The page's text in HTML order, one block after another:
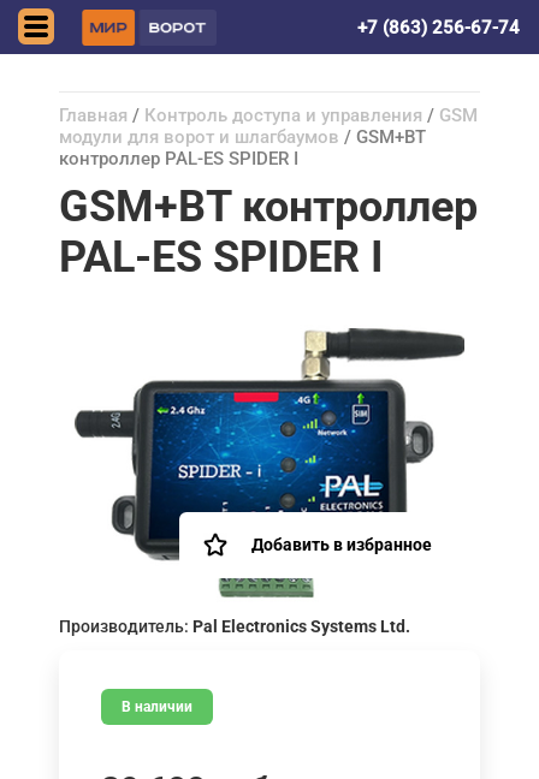
+7 (863) 256-67-74
Главная / Контроль доступа и управления / GSM
модули для ворот и шлагбаумов / GSM+BT
контроллер PAL-ES SPIDER I
GSM+BT контроллер
PAL-ES SPIDER I
Добавить в избранное
Производитель: Pal Electronics Systems Ltd.
В наличии